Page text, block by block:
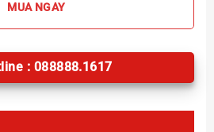
MUA NGAY
: 088888.1617